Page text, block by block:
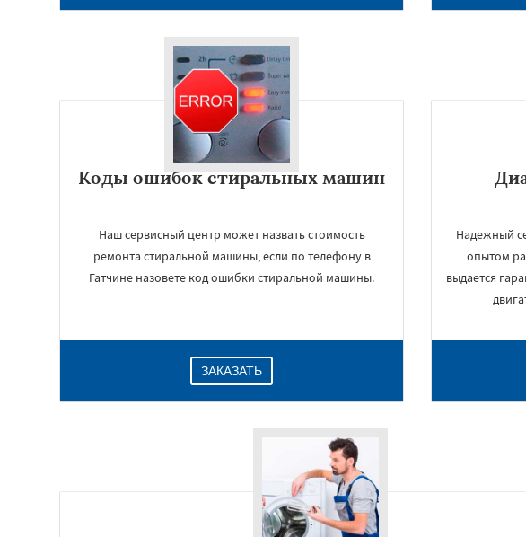
Коды ошибок стиральных машин
Наш сервисный центр может назвать стоимость
ремонта стиральной машины, если по телефону в
Гатчине назовете код ошибки стиральной машины.
ЗАКАЗАТЬ
Надежный
опытом
выдается